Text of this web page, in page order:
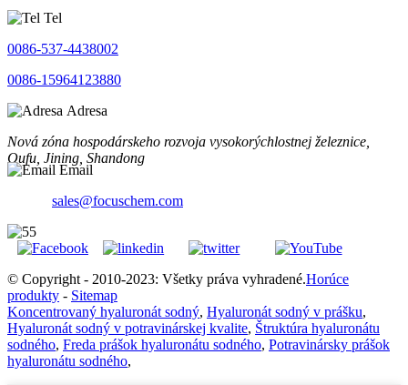
Tel
0086-537-4438002
0086-15964123880
Adresa
Nová zóna hospodárskeho rozvoja vysokorýchlostnej železnice,
Qufu, Jining, Shandong
Email
sales@focuschem.com
© Copyright - 2010-2023: Všetky práva vyhradené.Horúce
produkty - Sitemap
Koncentrovaný hyaluronát sodný, Hyaluronát sodný v prášku,
Hyaluronát sodný v potravinárskej kvalite, Štruktúra hyaluronátu
sodného, Freda prášok hyaluronátu sodného, Potravinársky prášok
hyaluronátu sodného,